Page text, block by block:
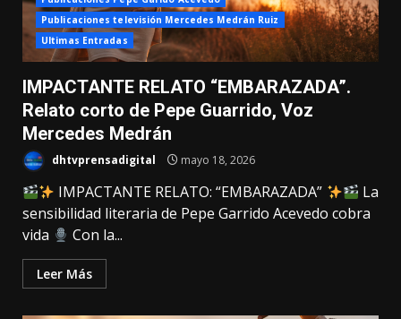
Publicaciones televisión Mercedes Medrán Ruiz
Ultimas Entradas
IMPACTANTE RELATO “EMBARAZADA”.
Relato corto de Pepe Guarrido, Voz
Mercedes Medrán
dhtvprensadigital mayo 18, 2026
IMPACTANTE RELATO: “EMBARAZADA”
La
sensibilidad literaria de Pepe Garrido Acevedo cobra
vida
Con la...
Leer Más